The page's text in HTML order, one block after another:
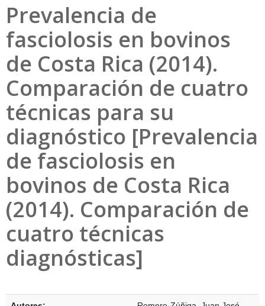
Prevalencia de
fasciolosis en bovinos
de Costa Rica (2014).
Comparación de cuatro
técnicas para su
diagnóstico [Prevalencia
de fasciolosis en
bovinos de Costa Rica
(2014). Comparación de
cuatro técnicas
diagnósticas]